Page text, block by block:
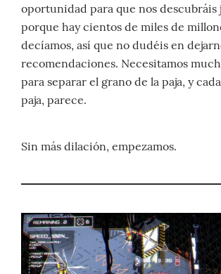
oportunidad para que nos descubráis
porque hay cientos de miles de
decíamos, así que no dudéis en
recomendaciones. Necesitamos
para separar el grano de la paja, y
paja, parece.
Sin más dilación, empezamos.